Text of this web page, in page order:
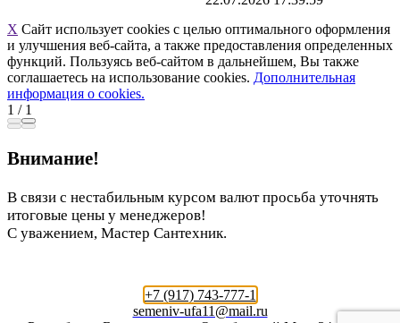
X Сайт использует cookies с целью оптимального оформления
и улучшения веб-сайта, а также предоставления определенных
функций. Пользуясь веб-сайтом в дальнейшем, Вы также
соглашаетесь на использование cookies. Дополнительная
информация о cookies.
1 / 1
Внимание!
В связи с нестабильным курсом валют просьба уточнять
итоговые цены у менеджеров!
С уважением, Мастер Сантехник.
+7 (917) 743-777-1
semeniv-ufa11@mail.ru